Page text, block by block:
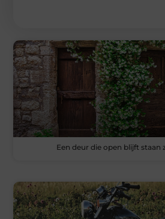
Een deur die open blijft staan